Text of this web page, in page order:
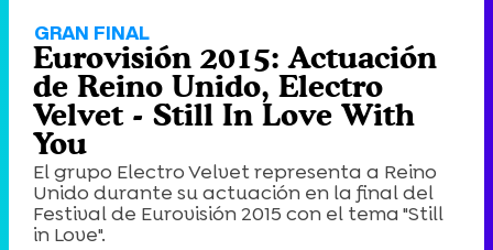
GRAN FINAL
Eurovisión 2015: Actuación
de Reino Unido, Electro
Velvet - Still In Love With
You
El grupo Electro Velvet representa a Reino
Unido durante su actuación en la final del
Festival de Eurovisión 2015 con el tema "Still
in Love".